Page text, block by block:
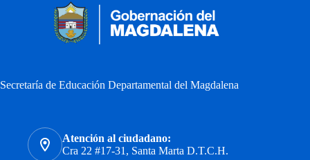
Secretaría de Educación Departamental del Magdalena
Atención al ciudadano:
Cra 22 #17-31, Santa Marta D.T.C.H.